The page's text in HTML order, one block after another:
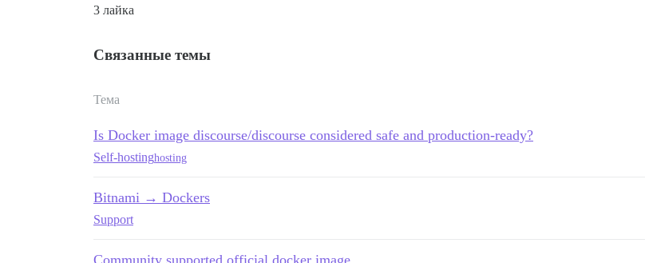
3 лайка
Связанные темы
Тема
Is Docker image discourse/discourse considered safe and production-ready?
Self-hostinghosting
Bitnami → Dockers
Support